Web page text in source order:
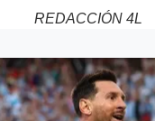
REDACCIÓN 4L